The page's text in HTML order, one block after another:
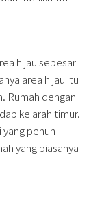
hijau sebesar
area hijau itu
Rumah dengan
ke arah timur.
yang penuh
yang biasanya